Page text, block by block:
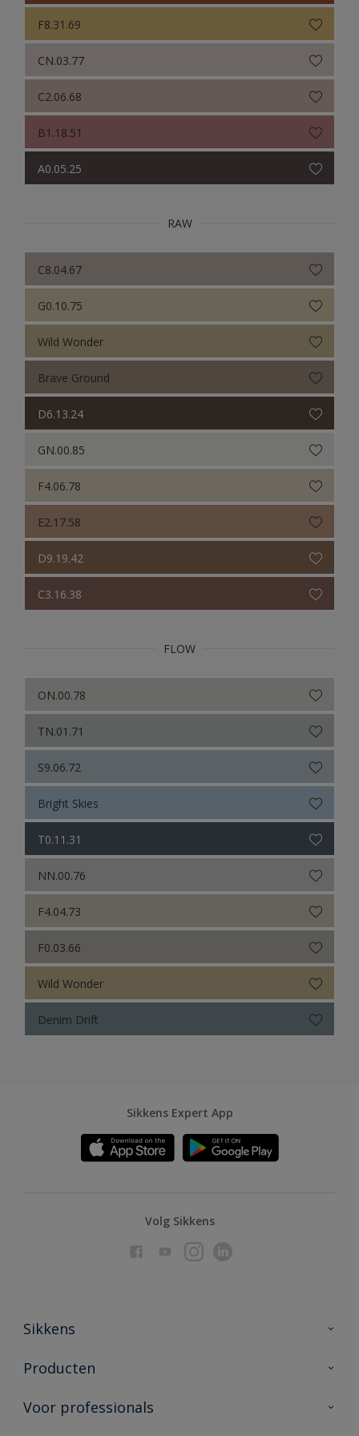
F8.31.69
CN.03.77
C2.06.68
B1.18.51
A0.05.25
RAW
C8.04.67
G0.10.75
Wild Wonder
Brave Ground
D6.13.24
GN.00.85
F4.06.78
E2.17.58
D9.19.42
C3.16.38
FLOW
ON.00.78
TN.01.71
S9.06.72
Bright Skies
T0.11.31
NN.00.76
F4.04.73
F0.03.66
Wild Wonder
Denim Drift
Sikkens Expert App
Volg Sikkens
Sikkens
Over Sikkens
Duurzaamheid
Producten
Producten voor binnen
Voor professionals